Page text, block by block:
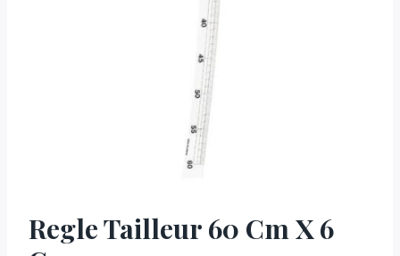
Regle Tailleur 60 Cm X 6